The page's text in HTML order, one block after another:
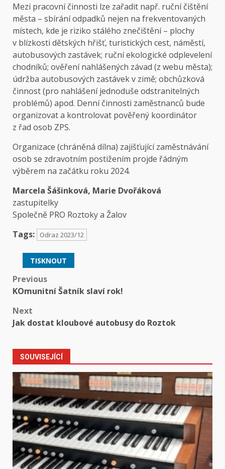
Mezi pracovní činnosti lze zařadit např. ruční čištění
města – sbírání odpadků nejen na frekventovaných
místech, kde je riziko stálého znečištění – plochy
v blízkosti dětských hřišť, turistických cest, náměstí,
autobusových zastávek; ruční ekologické odplevelení
chodníků; ověření nahlášených závad (z webu města);
údržba autobusových zastávek v zimě; obchůzková
činnost (pro nahlášení jednoduše odstranitelných
problémů) apod. Denní činnosti zaměstnanců bude
organizovat a kontrolovat pověřený koordinátor
z řad osob ZPS.
Organizace (chráněná dílna) zajišťující zaměstnávání
osob se zdravotním postižením projde řádným
výběrem na začátku roku 2024.
Marcela Šášinková, Marie Dvořáková
zastupitelky
Společně PRO Roztoky a Žalov
Tags:
Odraz 2023/12
TISKNOUT
Post
Previous
KOmunitní Šatník slaví rok!
Next
Jak dostat kloubové autobusy do Roztok
SOUVISEJÍCÍ